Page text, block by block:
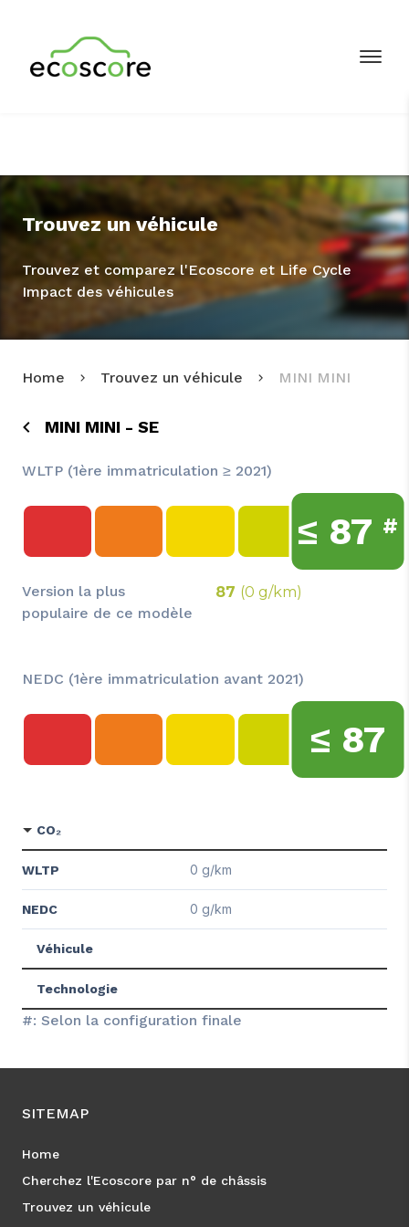
Trouvez un véhicule
Trouvez et comparez l'Ecoscore et Life Cycle
Impact des véhicules
Home Trouvez un véhicule MINI MINI
MINI MINI - SE
WLTP (1ère immatriculation ≥ 2021)
≤ 87 #
Version la plus
populaire de ce modèle
87 (0 g/km)
NEDC (1ère immatriculation avant 2021)
≤ 87
CO₂
WLTP 0 g/km
NEDC 0 g/km
Véhicule
Technologie
#: Selon la configuration finale
SITEMAP
Home
Cherchez l'Ecoscore par n° de châssis
Trouvez un véhicule